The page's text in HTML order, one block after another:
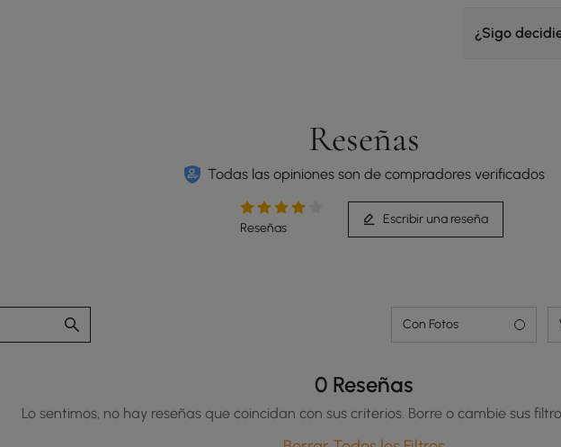
¿Sigo
Reseñas
Todas las opiniones son de compradores verificados
Reseñas
Escribir una reseña
Con Fotos
0 Reseñas
Lo sentimos, no hay reseñas que coincidan con sus criterios. Borre o cambie sus